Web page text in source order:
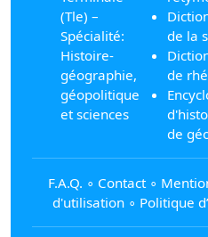
(Tle) –
Spécialité:
Histoire-
géographie,
géopolitique
et sciences
de la
de
de
F.A.Q. ∘ Contact∘
d'utilisation∘ Politique